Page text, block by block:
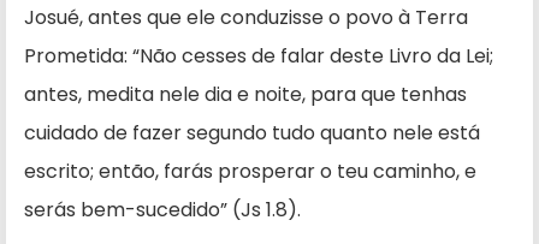
Josué, antes que ele conduzisse o povo à Terra
Prometida: “Não cesses de falar deste Livro da Lei;
antes, medita nele dia e noite, para que tenhas
cuidado de fazer se­gundo tudo quanto nele está
escrito; então, farás prosperar o teu caminho, e
serás bem-sucedido” (Js 1.8).